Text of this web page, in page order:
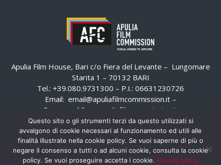
Apulia Film House, Bari c/o Fiera del Levante – Lungomare
Starita 1 – 70132 BARI
Tel.: +39.080.9731300 – P.I.: 06631230726
Email: email@apuliafilmcommission.it –
Pec:
email@pec.apuliafilmcommission.it
Questo sito o gli strumenti terzi da questo utilizzati si
avvalgono di cookie necessari al funzionamento ed utili alle
finalità illustrate nella cookie policy. Se vuoi saperne di più o
negare il consenso a tutti o ad alcuni cookie, consulta la cookie
policy. Se vuoi proseguire accetta i cookie. Privacy policy